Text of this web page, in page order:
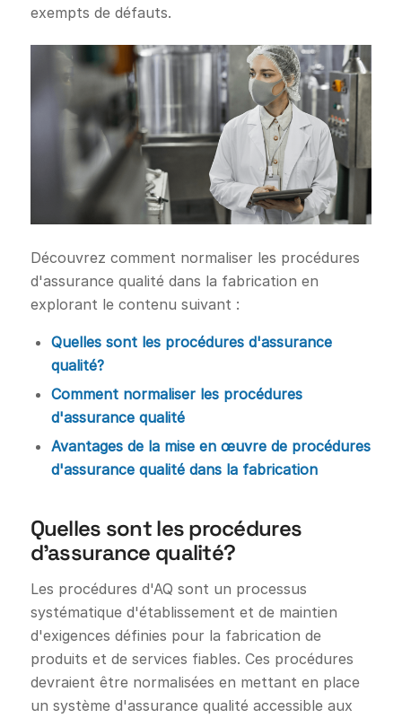
exempts de défauts.
Découvrez comment normaliser les procédures
d'assurance qualité dans la fabrication en
explorant le contenu suivant :
Quelles sont les procédures d'assurance
qualité?
Comment normaliser les procédures
d'assurance qualité
Avantages de la mise en œuvre de procédures
d'assurance qualité dans la fabrication
Quelles sont les procédures
d'assurance qualité?
Les procédures d'AQ sont un processus
systématique d'établissement et de maintien
d'exigences définies pour la fabrication de
produits et de services fiables. Ces procédures
devraient être normalisées en mettant en place
un système d'assurance qualité accessible aux